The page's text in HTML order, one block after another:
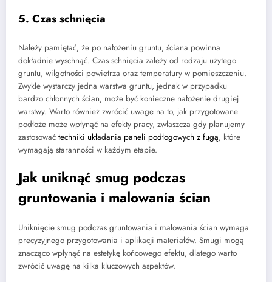
5. Czas schnięcia
Należy pamiętać, że po nałożeniu gruntu, ściana powinna
dokładnie wyschnąć. Czas schnięcia zależy od rodzaju użytego
gruntu, wilgotności powietrza oraz temperatury w pomieszczeniu.
Zwykle wystarczy jedna warstwa gruntu, jednak w przypadku
bardzo chłonnych ścian, może być konieczne nałożenie drugiej
warstwy. Warto również zwrócić uwagę na to, jak przygotowane
podłoże może wpłynąć na efekty pracy, zwłaszcza gdy planujemy
zastosować techniki układania paneli podłogowych z fugą, które
wymagają staranności w każdym etapie.
Jak uniknąć smug podczas
gruntowania i malowania ścian
Uniknięcie smug podczas gruntowania i malowania ścian wymaga
precyzyjnego przygotowania i aplikacji materiałów. Smugi mogą
znacząco wpłynąć na estetykę końcowego efektu, dlatego warto
zwrócić uwagę na kilka kluczowych aspektów.